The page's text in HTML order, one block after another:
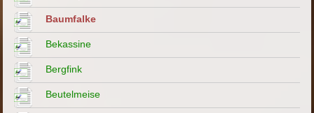
Baumfalke
Bekassine
Bergfink
Beutelmeise